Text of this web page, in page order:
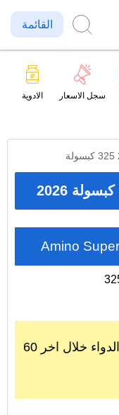
القائمة
سجل الاسعار الادوية
Amino
939 شخص قاموا بعرض ثمن هذا الدواء خلال اخر 60